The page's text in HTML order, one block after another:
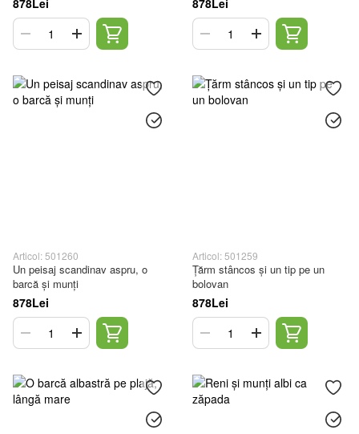
878Lei 878Lei
Articol: 501260
Un peisaj scandinav aspru, o
barcă și munți
878Lei
Articol: 501259
Țărm stâncos și un tip pe un
bolovan
878Lei